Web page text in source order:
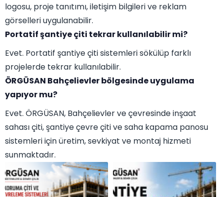
logosu, proje tanıtımı, iletişim bilgileri ve reklam
görselleri uygulanabilir.
Portatif şantiye çiti tekrar kullanılabilir mi?
Evet. Portatif şantiye çiti sistemleri sökülüp farklı
projelerde tekrar kullanılabilir.
ÖRGÜSAN Bahçelievler bölgesinde uygulama
yapıyor mu?
Evet. ÖRGÜSAN, Bahçelievler ve çevresinde inşaat
sahası çiti, şantiye çevre çiti ve saha kapama panosu
sistemleri için üretim, sevkiyat ve montaj hizmeti
sunmaktadır.